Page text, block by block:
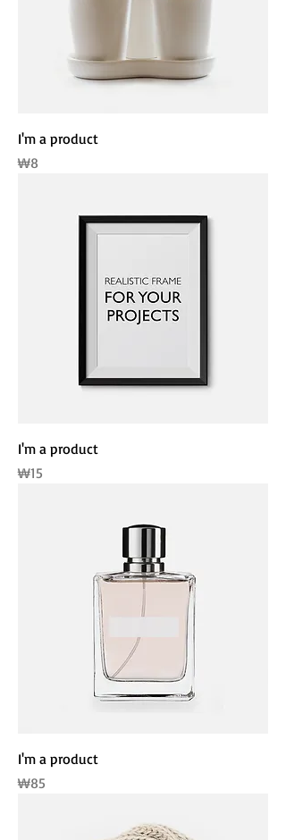
I'm a product
가격
₩8
I'm a product
가격
₩15
I'm a product
가격
₩85